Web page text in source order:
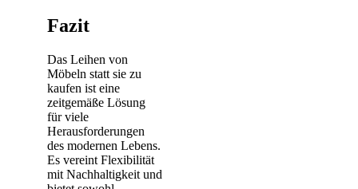
Fazit
Das Leihen von
Möbeln statt sie zu
kaufen ist eine
zeitgemäße Lösung
für viele
Herausforderungen
des modernen Lebens.
Es vereint Flexibilität
mit Nachhaltigkeit und